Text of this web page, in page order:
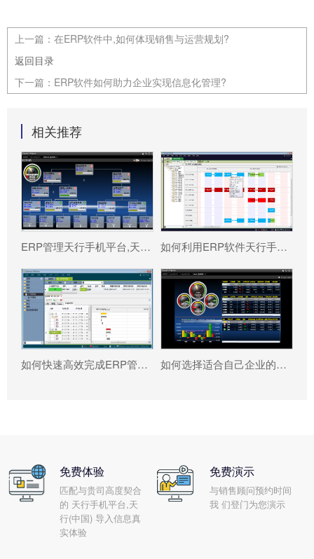
上一篇： 在ERP软件中,如何体现销售与运营规划?
返回目录
下一篇： ERP软件如何助力企业实现信息化管理?
相关推荐
ERP管理天行手机平台,天行(中国) 真能将企业数据转化为可执行决策吗? 如何利用ERP软件天行手机平台,天行(中国) 更好提升企业运营效率?
如何快速高效完成ERP管理天行手机平台,天行(中国) 配置? 如何选择适合自己企业的ERP软件?
免费体验
匹配与贵司高度契合
的 天行手机平台,天
行(中国) 导入信息真
实体验
免费演示
与销售顾问预约时间
我 们登门为您演示